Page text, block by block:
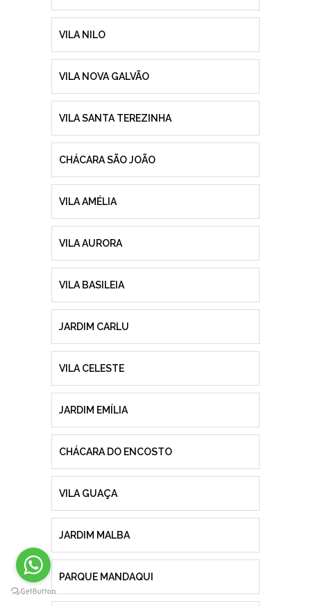
VILA NILO
VILA NOVA GALVÃO
VILA SANTA TEREZINHA
CHÁCARA SÃO JOÃO
VILA AMÉLIA
VILA AURORA
VILA BASILEIA
JARDIM CARLU
VILA CELESTE
JARDIM EMÍLIA
CHÁCARA DO ENCOSTO
VILA GUAÇA
JARDIM MALBA
PARQUE MANDAQUI